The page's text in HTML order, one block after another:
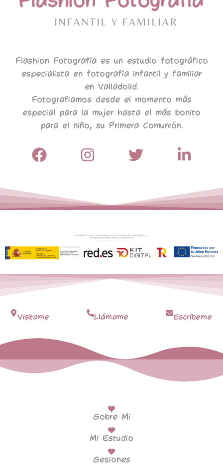
Flashion Fotografía es un estudio fotográfico
especialista en fotografía infantil y familiar
en Valladolid.
Fotografiamos desde el momento más
especial para la mujer hasta el más bonito
para el niño, su Primera Comunión.
Visítame Llámame Escríbeme
Sobre Mi
Mi Estudio
Sesiones